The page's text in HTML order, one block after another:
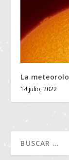
La
14 julio, 2022